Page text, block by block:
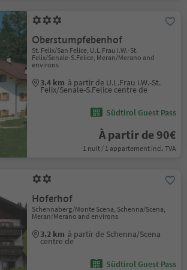
Oberstumpfebenhof
St. Felix/San Felice, U.L.Frau i.W.-St.
Felix/Senale-S.Felice, Meran/Merano and
environs
3.4 km à partir de U.L.Frau i.W.-St.
Felix/Senale-S.Felice centre de
Südtirol Guest Pass
À partir de 90€
1 nuit / 1 appartement incl. TVA
Hoferhof
Schennaberg/Monte Scena, Schenna/Scena,
Meran/Merano and environs
3.2 km à partir de Schenna/Scena
centre de
Südtirol Guest Pass